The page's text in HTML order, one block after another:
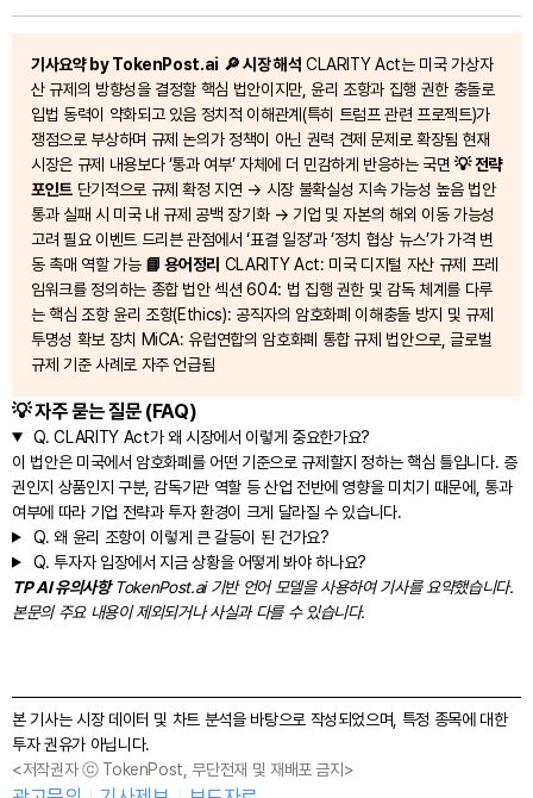
기사요약 by TokenPost.ai 🔎 시장 해석 CLARITY Act는 미국 가상자
산 규제의 방향성을 결정할 핵심 법안이지만, 윤리 조항과 집행 권한 충돌로
입법 동력이 약화되고 있음 정치적 이해관계(특히 트럼프 관련 프로젝트)가
쟁점으로 부상하며 규제 논의가 정책이 아닌 권력 견제 문제로 확장됨 현재
시장은 규제 내용보다 ‘통과 여부’ 자체에 더 민감하게 반응하는 국면💡 전략
포인트단기적으로 규제 확정 지연 → 시장 불확실성 지속 가능성 높음 법안
통과 실패 시 미국 내 규제 공백 장기화 → 기업 및 자본의 해외 이동 가능성
고려 필요 이벤트 드리븐 관점에서 ‘표결 일정’과 ‘정치 협상 뉴스’가 가격 변
동 촉매 역할 가능 📘 용어정리 CLARITY Act: 미국 디지털 자산 규제 프레
임워크를 정의하는 종합 법안 섹션 604: 법 집행 권한 및 감독 체계를 다루
는 핵심 조항 윤리 조항(Ethics): 공직자의 암호화폐 이해충돌 방지 및 규제
투명성 확보 장치 MiCA: 유럽연합의 암호화폐 통합 규제 법안으로, 글로벌
규제 기준 사례로 자주 언급됨
💡 자주 묻는 질문 (FAQ)
Q. CLARITY Act가 왜 시장에서 이렇게 중요한가요?
이 법안은 미국에서 암호화폐를 어떤 기준으로 규제할지 정하는 핵심 틀입니다. 증
권인지 상품인지 구분, 감독기관 역할 등 산업 전반에 영향을 미치기 때문에, 통과
여부에 따라 기업 전략과 투자 환경이 크게 달라질 수 있습니다.
Q. 왜 윤리 조항이 이렇게 큰 갈등이 된 건가요?
Q. 투자자 입장에서 지금 상황을 어떻게 봐야 하나요?
TP AI 유의사항TokenPost.ai 기반 언어 모델을 사용하여 기사를 요약했습니다.
본문의 주요 내용이 제외되거나 사실과 다를 수 있습니다.
본 기사는 시장 데이터 및 차트 분석을 바탕으로 작성되었으며, 특정 종목에 대한
투자 권유가 아닙니다.
<저작권자 ⓒ TokenPost, 무단전재 및 재배포 금지>